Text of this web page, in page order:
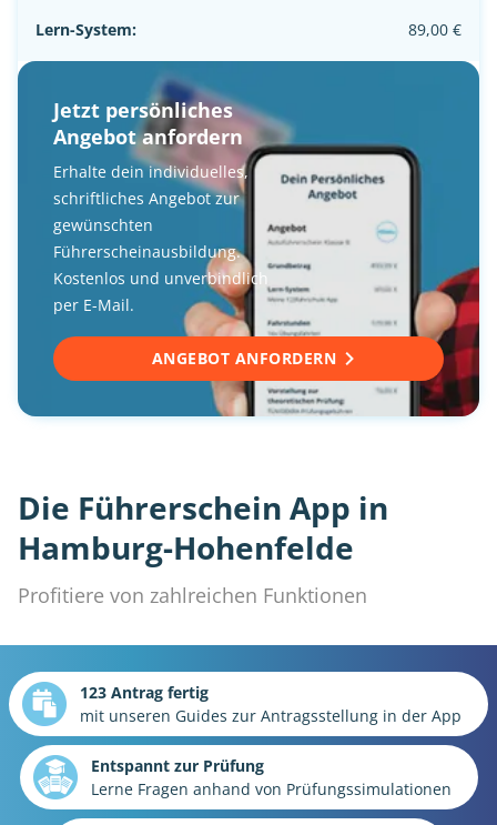
Lern-System: 89,00 €
Jetzt persönliches
Angebot anfordern
Erhalte dein individuelles,
schriftliches Angebot zur
gewünschten
Führerscheinausbildung.
Kostenlos und unverbindlich
per E-Mail.
ANGEBOT ANFORDERN
Die Führerschein App in
Hamburg-Hohenfelde
Profitiere von zahlreichen Funktionen
123 Antrag fertig
mit unseren Guides zur Antragsstellung in der App
Entspannt zur Prüfung
Lerne Fragen anhand von Prüfungssimulationen